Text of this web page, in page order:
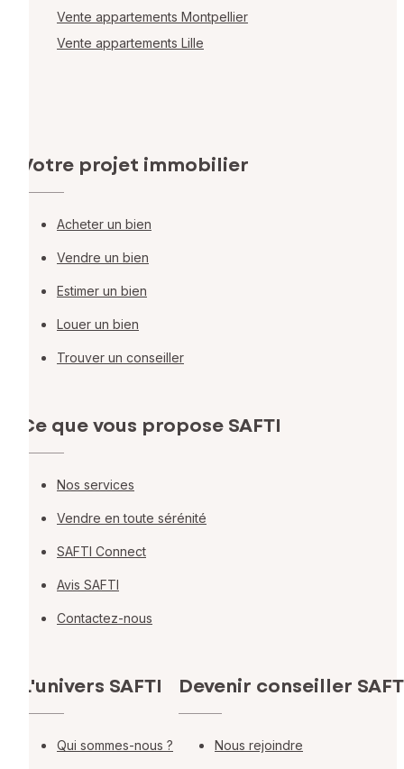
Vente appartements Montpellier
Vente appartements Lille
Votre projet immobilier
Acheter un bien
Vendre un bien
Estimer un bien
Louer un bien
Trouver un conseiller
Ce que vous propose SAFTI
Nos services
Vendre en toute sérénité
SAFTI Connect
Avis SAFTI
Contactez-nous
L'univers SAFTI
Qui sommes-nous ?
Devenir conseiller
Nous rejoindre